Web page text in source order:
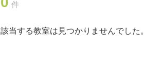
件
該当する教室は見つかりませんでした。